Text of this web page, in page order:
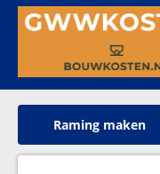
Raming maken